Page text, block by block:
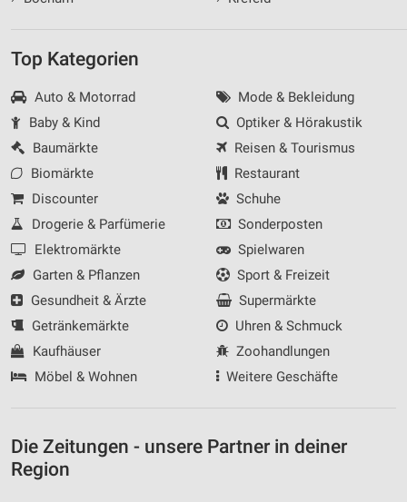
Top Kategorien
Auto & Motorrad
Baby & Kind
Baumärkte
Biomärkte
Discounter
Drogerie & Parfümerie
Elektromärkte
Garten & Pflanzen
Gesundheit & Ärzte
Getränkemärkte
Kaufhäuser
Möbel & Wohnen
Mode & Bekleidung
Optiker & Hörakustik
Reisen & Tourismus
Restaurant
Schuhe
Sonderposten
Spielwaren
Sport & Freizeit
Supermärkte
Uhren & Schmuck
Zoohandlungen
Weitere Geschäfte
Die Zeitungen - unsere Partner in deiner
Region